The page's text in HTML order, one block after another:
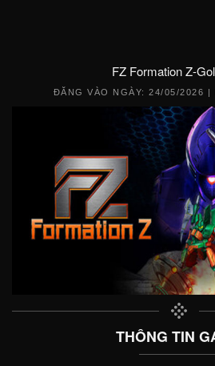
FZ Formation Z-
ĐĂNG VÀO NGÀY:24/05/2026 |
THÔNG TIN